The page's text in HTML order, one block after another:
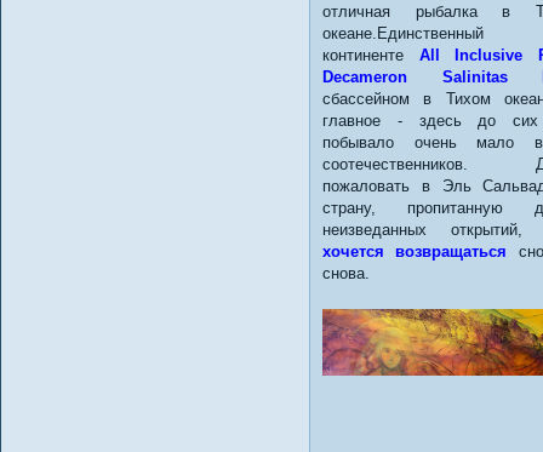
отличная рыбалка в
континенте All Inclusive
Decameron Salinitas
сбассейном в Тихом
главное - здесь до
побывало очень мало
соотечественников.
пожаловать в Эль
страну, пропитанную
неизведанных
хочется возвращаться
снова.